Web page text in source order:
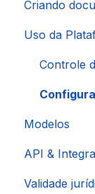
Criando
Uso da
Controle
Modelos
API &
Validade